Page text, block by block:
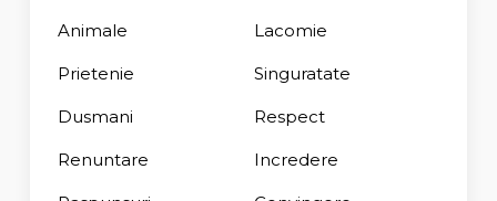
Animale Lacomie
Prietenie Singuratate
Dusmani Respect
Renuntare Incredere